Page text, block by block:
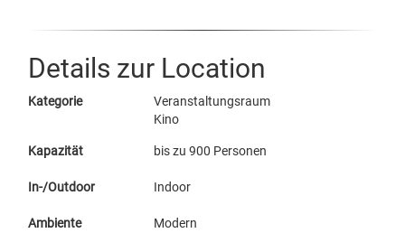
Details zur Location
Kategorie
Veranstaltungsraum
Kino
Kapazität bis zu 900 Personen
In-/Outdoor Indoor
Ambiente Modern